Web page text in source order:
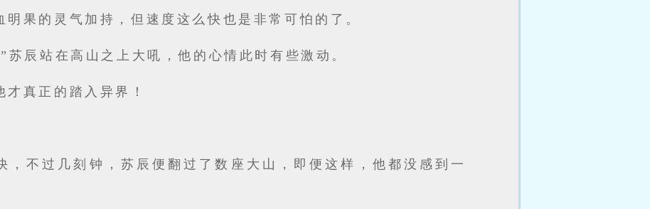
明果的灵气加持，但速度这么快也是非常可怕的了。
苏辰站在高山之上大吼，他的心情此时有些激动。
才真正的踏入异界！
，不过几刻钟，苏辰便翻过了数座大山，即便这样，他都没感到一